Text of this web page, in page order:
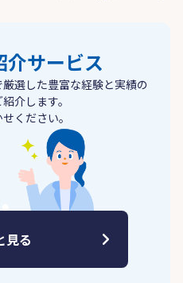
介サービス
選した豊富な経験と実績の
介します。
ください。
見る